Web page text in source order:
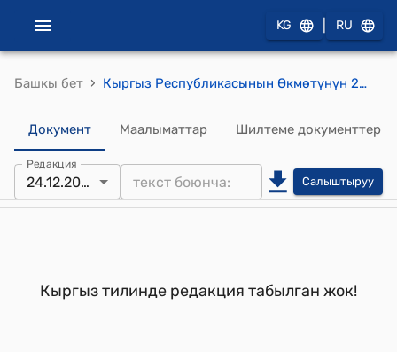
KG RU
Башкы бет › Кыргыз Республикасынын Өкмөтүнүн 2007-жылдын 27-августундагы № 377 "Кыргыз Республикасынын Өкмөтүнүн айрым чечимдерине өзгөртүүлөрдү жана толуктоолорду киргизүү жана күчүн жоготту деп табуу жөнүндө" токтому
Документ Маалыматтар Шилтеме документтер
Редакция
24.12.2025 Салыштыруу
Кыргыз тилинде редакция табылган жок!